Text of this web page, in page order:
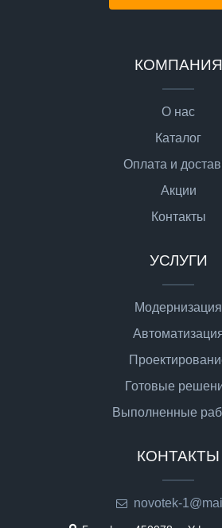
КОМПАНИЯ
О нас
Каталог
Оплата и
Акции
Контакты
УСЛУГИ
Модернизация
Готовые
Выполненные
КОНТАКТЫ
novotek-